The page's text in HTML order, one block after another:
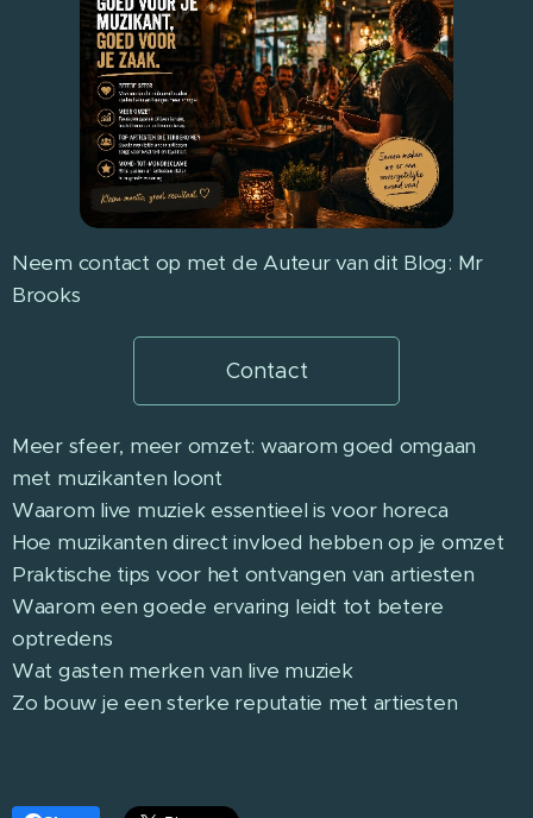
Neem contact op met de Auteur van dit Blog: Mr
Brooks
Contact
Meer sfeer, meer omzet: waarom goed omgaan
met muzikanten loont
Waarom live muziek essentieel is voor horeca
Hoe muzikanten direct invloed hebben op je omzet
Praktische tips voor het ontvangen van artiesten
Waarom een goede ervaring leidt tot betere
optredens
Wat gasten merken van live muziek
Zo bouw je een sterke reputatie met artiesten